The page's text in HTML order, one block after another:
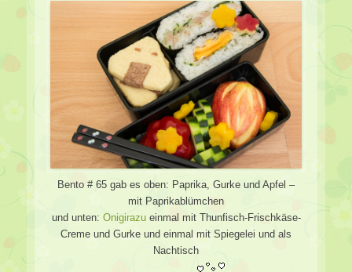
Bento # 65 gab es oben: Paprika, Gurke und Apfel –
mit Paprikablümchen
und unten: Onigirazueinmal mit Thunfisch-Frischkäse-
Creme und Gurke und einmal mit Spiegelei und als
Nachtisch